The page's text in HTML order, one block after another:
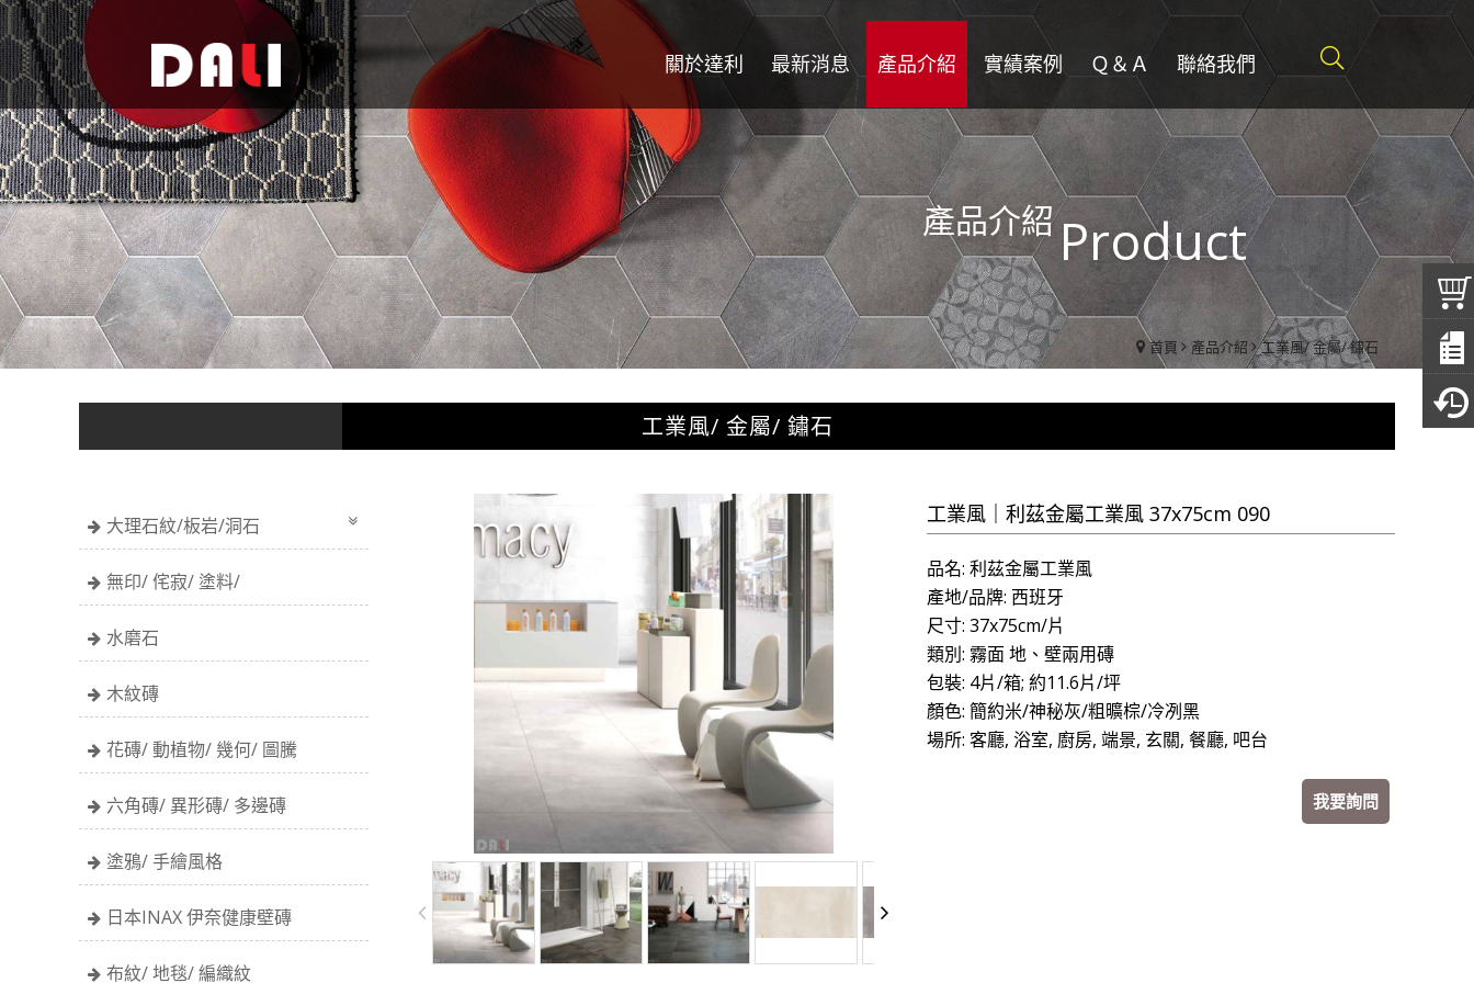
關於達利 最新消息 產品介紹 實績案例 Ｑ＆Ａ 聯絡我們
Product
產品介紹
首頁 產品介紹 工業風/ 金屬/ 鏽石
工業風/ 金屬/ 鏽石
大理石紋/板岩/洞石
無印/ 侘寂/ 塗料/
水磨石
木紋磚
花磚/ 動植物/ 幾何/ 圖騰
六角磚/ 異形磚/ 多邊磚
塗鴉/ 手繪風格
日本INAX 伊奈健康壁磚
布紋/ 地毯/ 編織紋
工業風｜利茲金屬工業風 37x75cm 090
品名: 利茲金屬工業風
產地/品牌: 西班牙
尺寸: 37x75cm/片
類別: 霧面 地、壁兩用磚
包裝: 4片/箱; 約11.6片/坪
顏色: 簡約米/神秘灰/粗曠棕/冷冽黑
場所: 客廳, 浴室, 廚房, 端景, 玄關, 餐廳, 吧台
我要詢問